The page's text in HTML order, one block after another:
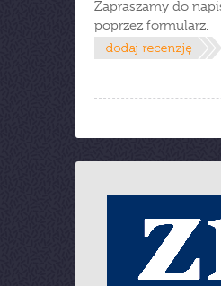
Zapraszamy do
poprzez formularz.